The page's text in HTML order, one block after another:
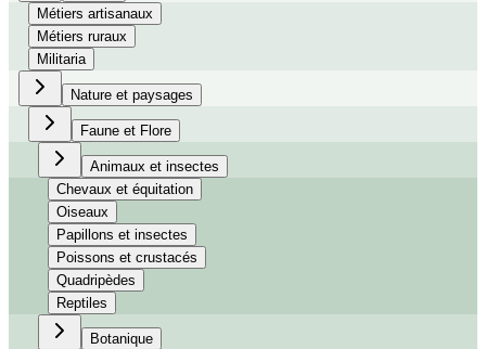
Métiers artisanaux
Métiers ruraux
Militaria
Nature et paysages
Faune et Flore
Animaux et insectes
Chevaux et équitation
Oiseaux
Papillons et insectes
Poissons et crustacés
Quadripèdes
Reptiles
Botanique